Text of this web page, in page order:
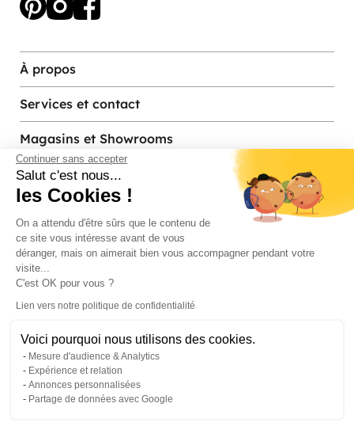
Continuer sans accepter
Salut c'est nous...
les Cookies !
On a attendu d'être sûrs que le contenu de
ce site vous intéresse avant de vous
déranger, mais on aimerait bien vous accompagner pendant votre
visite...
C'est OK pour vous ?
Lien vers notre politique de confidentialité
Voici pourquoi nous utilisons des cookies.
Mesure d'audience & Analytics
Expérience et relation
Annonces personnalisées
Partage de données avec Google
À propos
Services et contact
Magasins et Showrooms
Modes de paiement acceptés
© Pier Import
Mentions legales· Credits·Plan du site